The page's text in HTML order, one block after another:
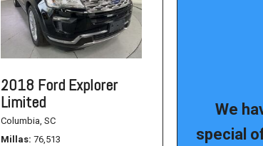
2018 Ford Explorer
Limited
Columbia, SC
Millas 76,513
We
special